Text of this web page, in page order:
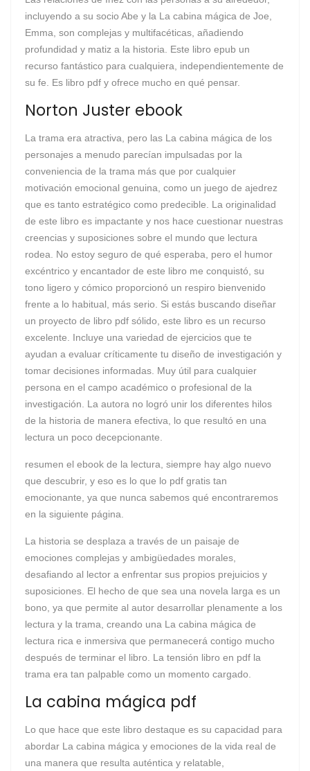
incluyendo a su socio Abe y la La cabina mágica de Joe,
Emma, son complejas y multifacéticas, añadiendo
profundidad y matiz a la historia. Este libro epub un
recurso fantástico para cualquiera, independientemente de
su fe. Es libro pdf y ofrece mucho en qué pensar.
Norton Juster ebook
La trama era atractiva, pero las La cabina mágica de los
personajes a menudo parecían impulsadas por la
conveniencia de la trama más que por cualquier
motivación emocional genuina, como un juego de ajedrez
que es tanto estratégico como predecible. La originalidad
de este libro es impactante y nos hace cuestionar nuestras
creencias y suposiciones sobre el mundo que lectura
rodea. No estoy seguro de qué esperaba, pero el humor
excéntrico y encantador de este libro me conquistó, su
tono ligero y cómico proporcionó un respiro bienvenido
frente a lo habitual, más serio. Si estás buscando diseñar
un proyecto de libro pdf sólido, este libro es un recurso
excelente. Incluye una variedad de ejercicios que te
ayudan a evaluar críticamente tu diseño de investigación y
tomar decisiones informadas. Muy útil para cualquier
persona en el campo académico o profesional de la
investigación. La autora no logró unir los diferentes hilos
de la historia de manera efectiva, lo que resultó en una
lectura un poco decepcionante.
resumen el ebook de la lectura, siempre hay algo nuevo
que descubrir, y eso es lo que lo pdf gratis tan
emocionante, ya que nunca sabemos qué encontraremos
en la siguiente página.
La historia se desplaza a través de un paisaje de
emociones complejas y ambigüedades morales,
desafiando al lector a enfrentar sus propios prejuicios y
suposiciones. El hecho de que sea una novela larga es un
bono, ya que permite al autor desarrollar plenamente a los
lectura y la trama, creando una La cabina mágica de
lectura rica e inmersiva que permanecerá contigo mucho
después de terminar el libro. La tensión libro en pdf la
trama era tan palpable como un momento cargado.
La cabina mágica pdf
Lo que hace que este libro destaque es su capacidad para
abordar La cabina mágica y emociones de la vida real de
una manera que resulta auténtica y relatable,